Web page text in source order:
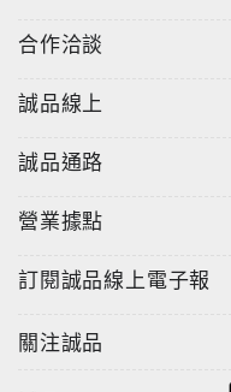
合作洽談
誠品線上
誠品通路
營業據點
訂閱誠品線上電子報
關注誠品